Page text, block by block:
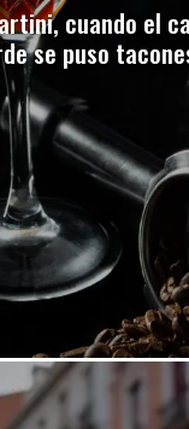
cuando el
se puso